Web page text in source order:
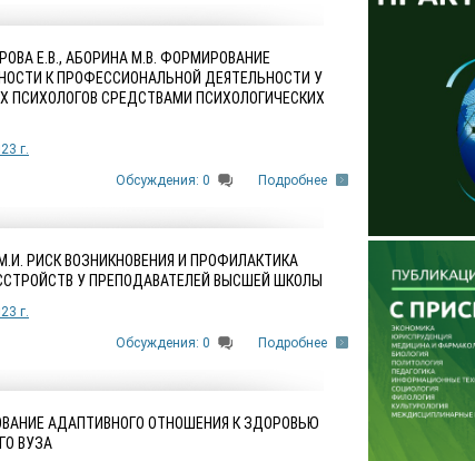
Е.В., АБОРИНА М.В. ФОРМИРОВАНИЕ
К ПРОФЕССИОНАЛЬНОЙ ДЕЯТЕЛЬНОСТИ У
ПСИХОЛОГОВ СРЕДСТВАМИ ПСИХОЛОГИЧЕСКИХ
г.
Обсуждения: 0
Подробнее
РИСК ВОЗНИКНОВЕНИЯ И ПРОФИЛАКТИКА
У ПРЕПОДАВАТЕЛЕЙ ВЫСШЕЙ ШКОЛЫ
г.
Обсуждения: 0
Подробнее
АДАПТИВНОГО ОТНОШЕНИЯ К ЗДОРОВЬЮ
ВУЗА